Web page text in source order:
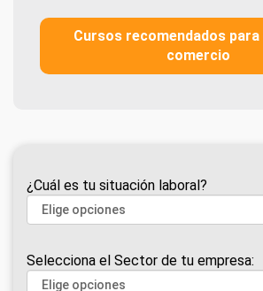
Cursos recomendados
comercio
¿Cuál es tu situación laboral?
Selecciona el Sector de tu empresa: